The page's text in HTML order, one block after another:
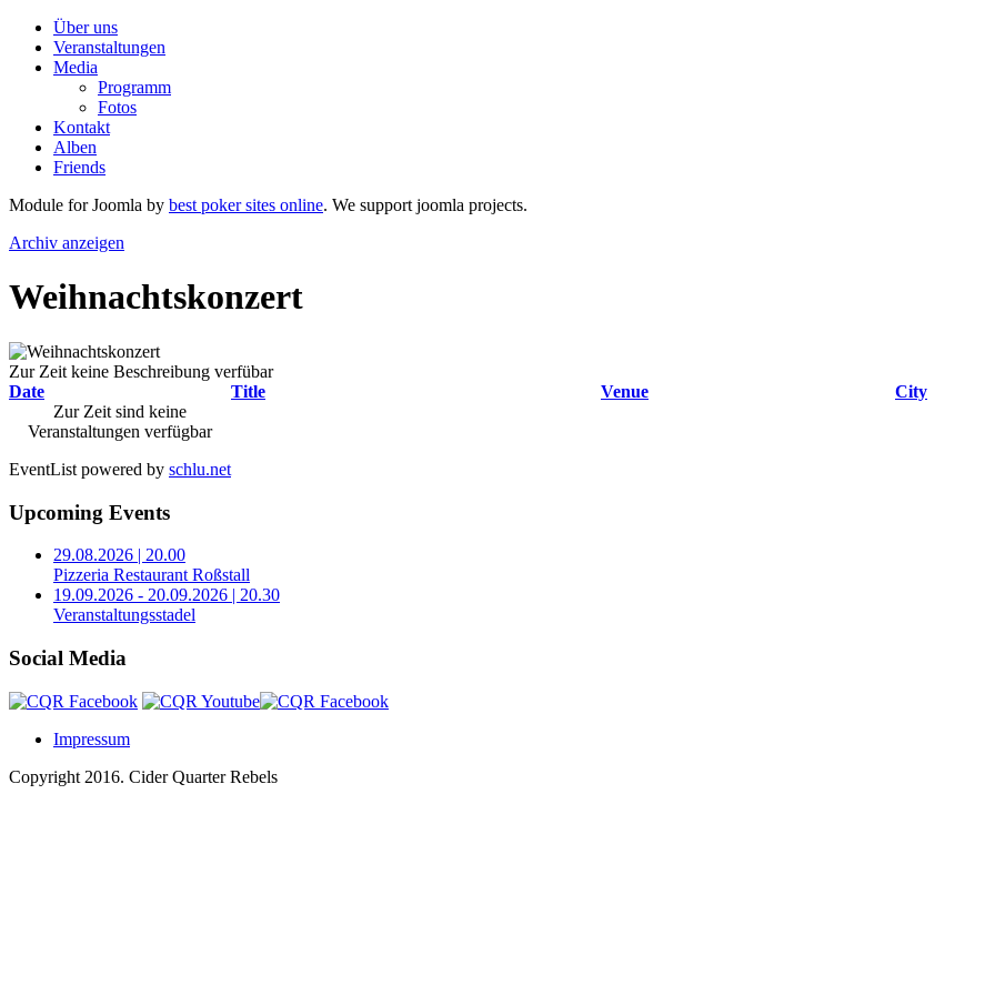
Über uns
Veranstaltungen
Media
Programm
Fotos
Kontakt
Alben
Friends
Module for Joomla by best poker sites online. We support joomla projects.
Archiv anzeigen
Weihnachtskonzert
Zur Zeit keine Beschreibung verfübar
Date
Title Venue
City
Zur Zeit sind keine
Veranstaltungen verfügbar
EventList powered by schlu.net
Upcoming Events
29.08.2026 | 20.00
Pizzeria Restaurant Roßstall
19.09.2026 - 20.09.2026 | 20.30
Veranstaltungsstadel
Social Media
Impressum
Copyright 2016. Cider Quarter Rebels